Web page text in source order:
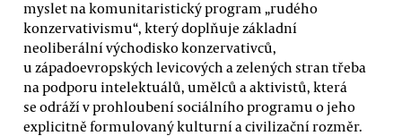
myslet na komunitaristický program „rudého
konzervativismu“, který doplňuje základní
neoliberální východisko konzervativců,
u západoevropských levicových a zelených stran třeba
na podporu intelektuálů, umělců a aktivistů, která
se odráží v prohloubení sociálního programu o jeho
explicitně formulovaný kulturní a civilizační rozměr.